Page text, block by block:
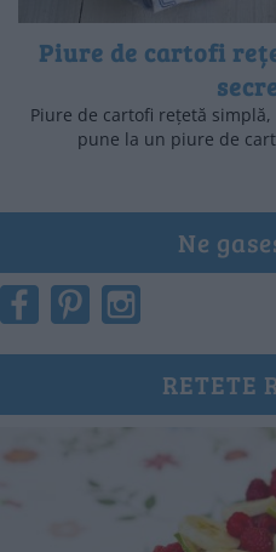
Piure de cartofi
Piure de cartofi rețetă
pune la un piure de
Ne
RETETE